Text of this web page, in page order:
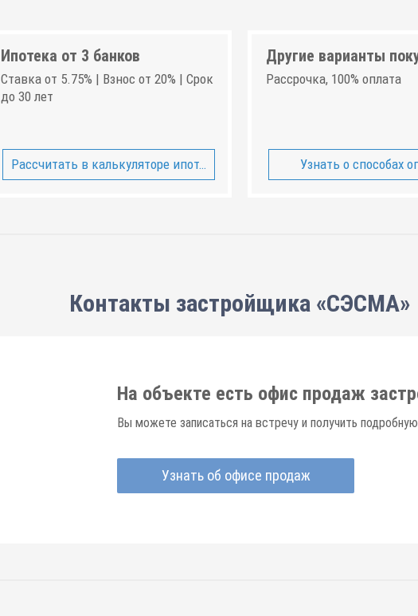
Ипотека от 3 банков
Ставка от 5.75% | Взнос от 20% | Срок
до 30 лет
Рассчитать в калькуляторе ипотеки
Другие варианты
Рассрочка, 100% оплата
Узнать о способах
Контакты застройщика «СЭСМА»
На объекте есть офис продаж
Вы можете записаться на встречу и получить
Узнать об офисе продаж